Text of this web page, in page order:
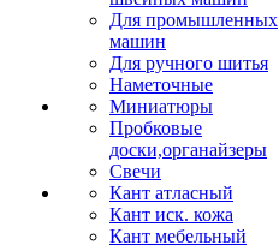
Для промышленных
машин
Для ручного шитья
Наметочные
Миниатюры
Пробковые
доски,органайзеры
Свечи
Кант атласный
Кант иск. кожа
Кант мебельный